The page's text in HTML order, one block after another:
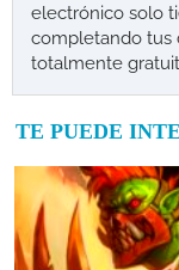
electrónico solo
completando tus
totalmente
TE PUEDE